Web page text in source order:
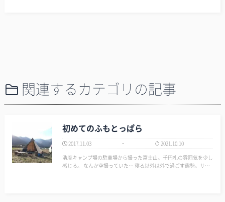
関連するカテゴリの記事
初めてのふもとっぱら
2017.11.03
2021.10.10
浩庵キャンプ場の駐車場から撮った富士山。千円札の雰囲気を少し
感じる。 なんか空撮っていた… 寝る以外は外で過ごす態勢。サー